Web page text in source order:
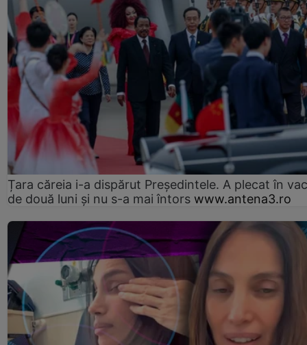
Țara căreia i-a dispărut Președintele. A plecat în
de două luni și nu s-a mai întors www.antena3.ro